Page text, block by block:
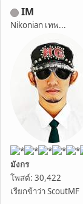
IM
Nikonian เทพ...
มังกร
โพสต์: 30,422
เรียกข้าว่า ScoutMF